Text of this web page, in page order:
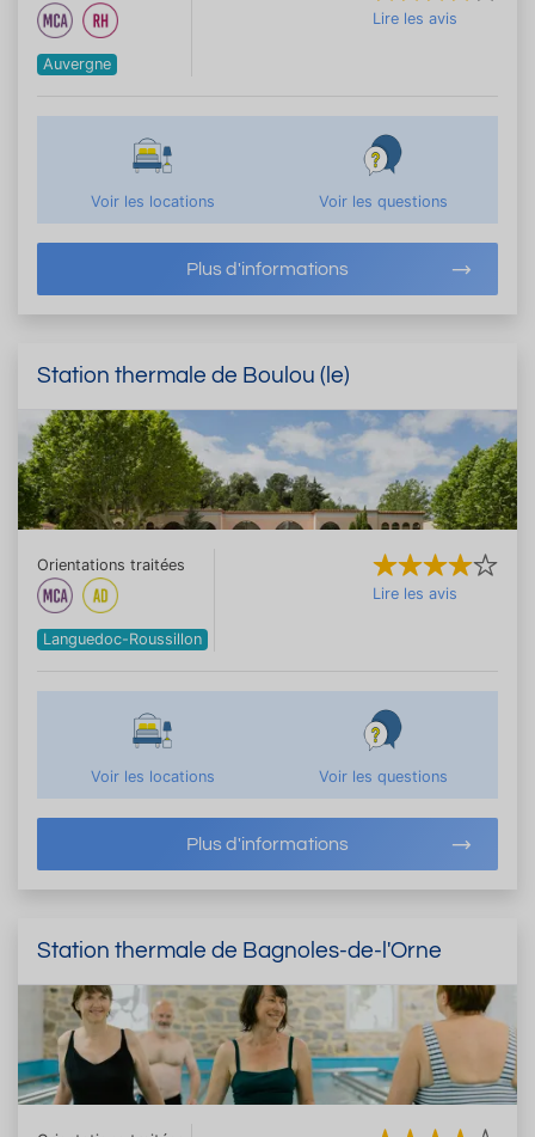
Auvergne
Lire les avis
Voir les locations Voir les questions
Plus d'informations
Station thermale de Boulou (le)
Orientations traitées
Languedoc-Roussillon
Lire les avis
Voir les locations Voir les questions
Plus d'informations
Station thermale de Bagnoles-de-l'Orne